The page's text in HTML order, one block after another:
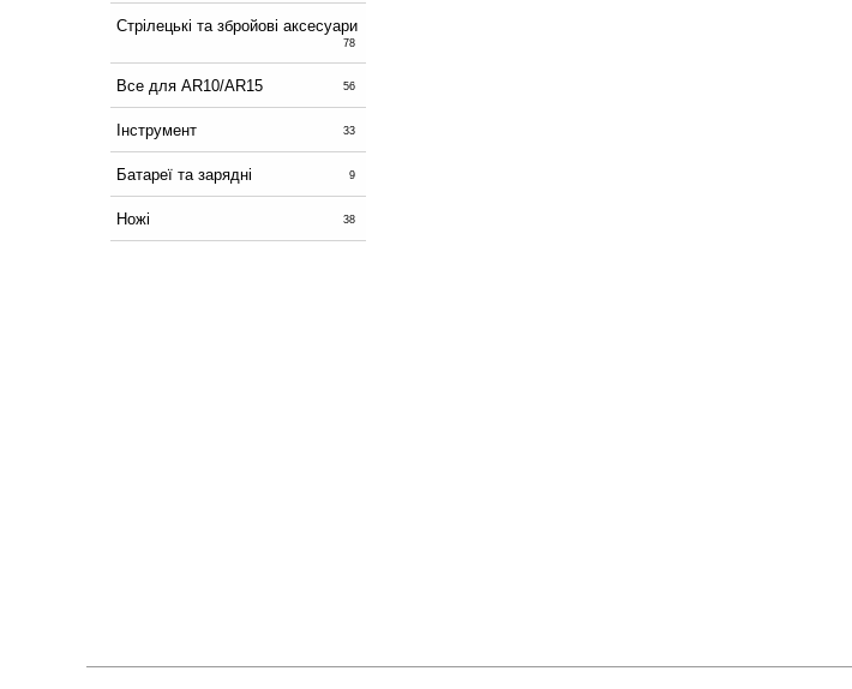
Стрілецькі та збройові аксесуари
78
Все для AR10/AR15 56
Інструмент 33
Батареї та зарядні 9
Ножі 38